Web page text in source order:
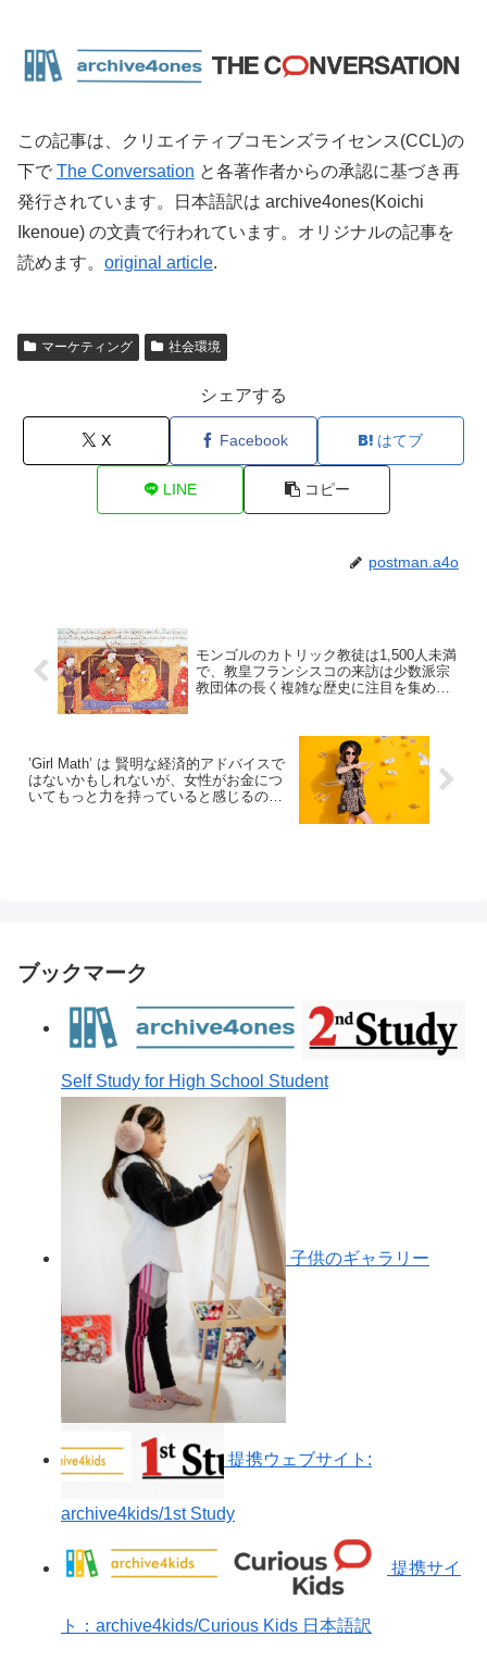
この記事は、クリエイティブコモンズライセンス(CCL)の
下で The Conversation と各著作者からの承認に基づき再
発行されています。日本語訳は archive4ones(Koichi
Ikenoue) の文責で行われています。オリジナルの記事を
読めます。 original article.
マーケティング 社会環境
シェアする
X Facebook はてブ
LINE コピー
postman.a4o
モンゴルのカトリック教徒は1,500人未満
で、教皇フランシスコの来訪は少数派宗
教団体の長く複雑な歴史に注目を集めま
’Girl Math’ は 賢明な経済的アドバイスで
はないかもしれないが、女性がお金につ
いてもっと力を持っていると感じるのに
ブックマーク
Self Study for High School Student
子供のギャラリー
提携ウェブサイト:
archive4kids/1st Study
提携サイ
ト：archive4kids/Curious Kids 日本語訳